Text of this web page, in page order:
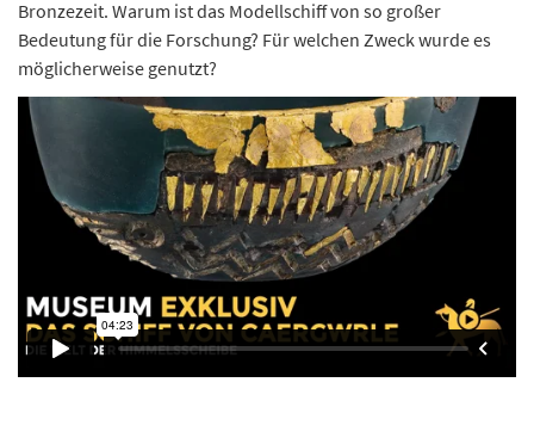
Bronzezeit. Warum ist das Modellschiff von so großer
Bedeutung für die Forschung? Für welchen Zweck wurde es
möglicherweise genutzt?